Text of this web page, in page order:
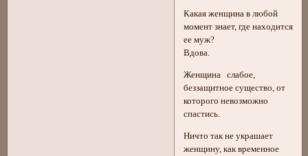
Какая женщина в любой
момент знает, где находится
ее муж?
Вдова.
Женщина слабое,
беззащитное существо, от
которого невозможно
спастись.
Ничто так не украшает
женщину, как временное